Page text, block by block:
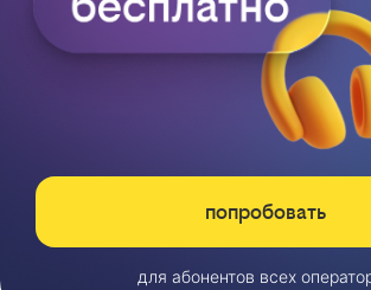
попробовать
для абонентов всех